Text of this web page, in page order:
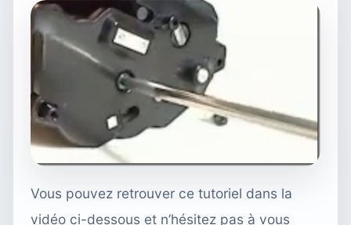
Vous pouvez retrouver ce tutoriel dans la
vidéo ci-dessous et n’hésitez pas à vous